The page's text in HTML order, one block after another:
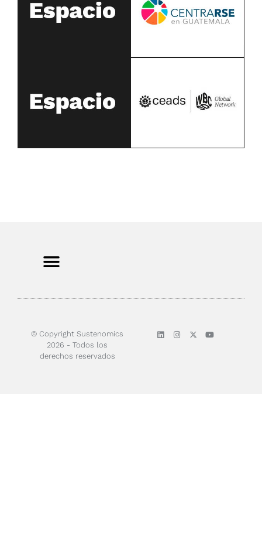
© Copyright Sustenomics
2026 - Todos los
derechos reservados